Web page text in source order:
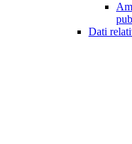
Dati